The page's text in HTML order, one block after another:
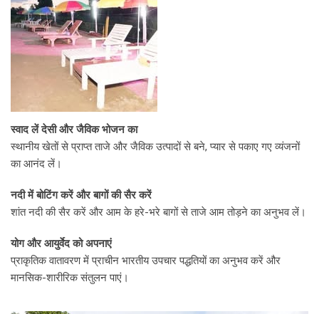
स्वाद लें देसी और जैविक भोजन का
स्थानीय खेतों से प्राप्त ताजे और जैविक उत्पादों से बने, प्यार से पकाए गए व्यंजनों
का आनंद लें।
नदी में बोटिंग करें और बागों की सैर करें
शांत नदी की सैर करें और आम के हरे-भरे बागों से ताजे आम तोड़ने का अनुभव लें।
योग और आयुर्वेद को अपनाएं
प्राकृतिक वातावरण में प्राचीन भारतीय उपचार पद्धतियों का अनुभव करें और
मानसिक-शारीरिक संतुलन पाएं।